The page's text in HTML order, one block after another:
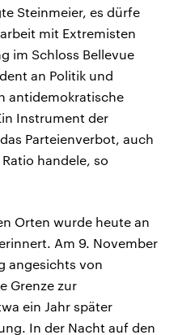
Steinmeier, es dürfe
mit Extremisten
im Schloss Bellevue
an Politik und
antidemokratische
Instrument der
Parteienverbot, auch
handele, so
Orten wurde heute an
Am 9. November
angesichts von
Grenze zur
ein Jahr später
In der Nacht auf den